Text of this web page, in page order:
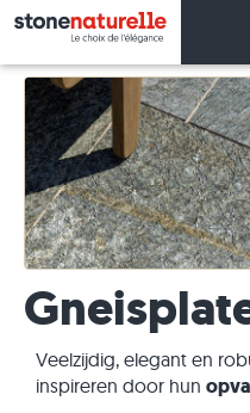
Veelzijdig, elegant en
inspireren door hun